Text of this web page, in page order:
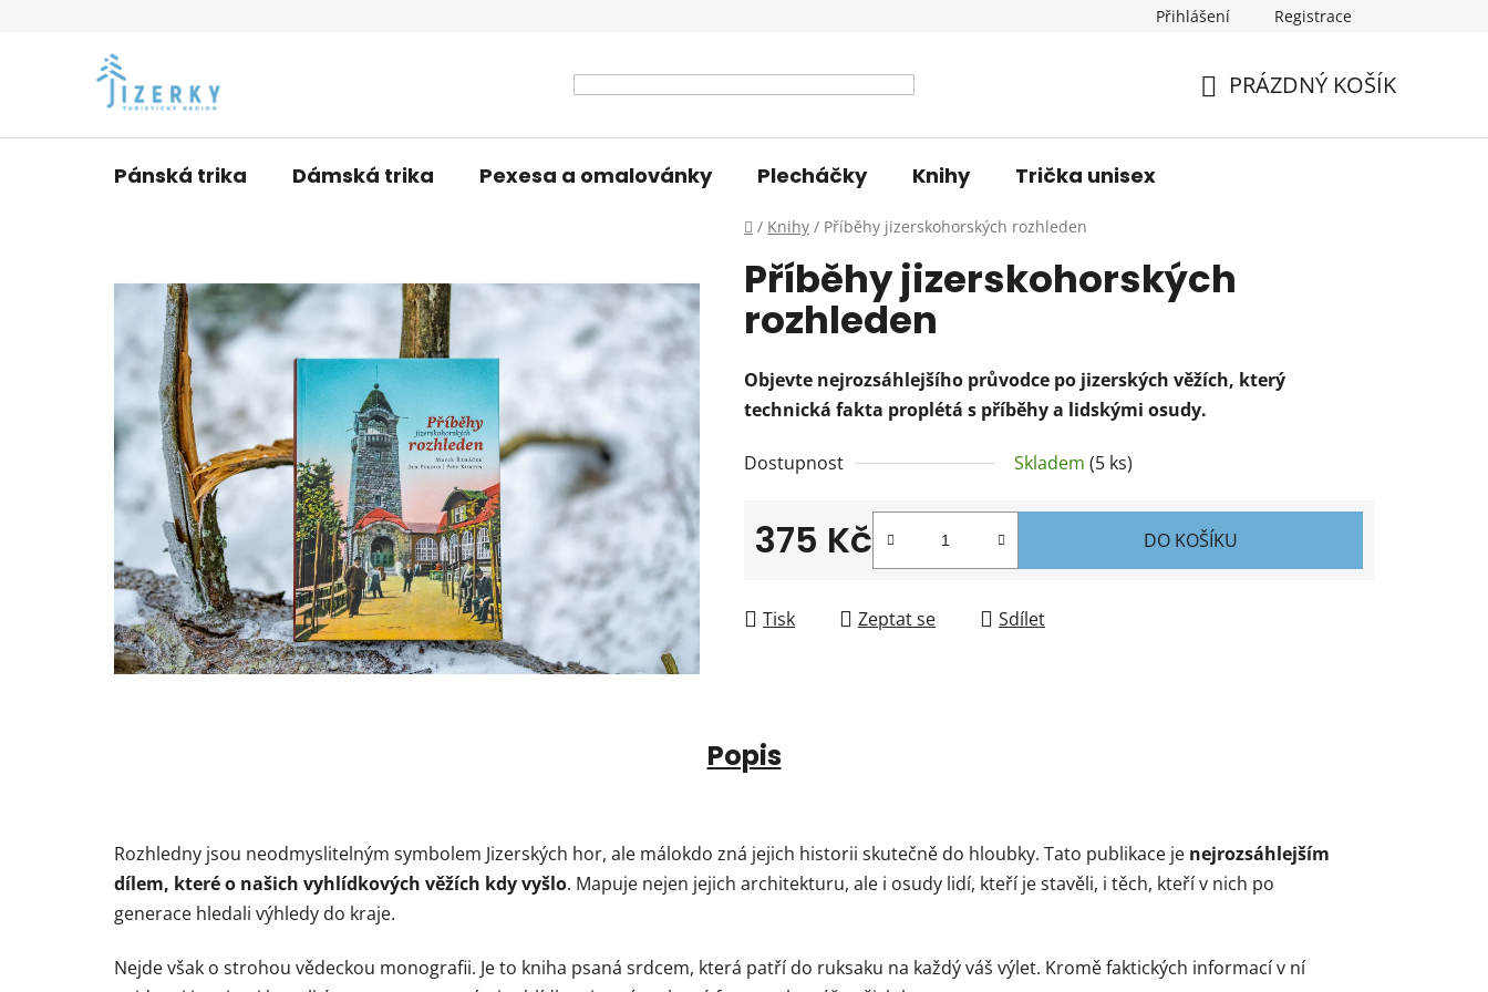
Přihlášení Registrace
PRÁZDNÝ KOŠÍK
Pánská trika Dámská trika Pexesa a omalovánky Plecháčky Knihy Trička unisex
Domů
/ Knihy / Příběhy jizerskohorských rozhleden
Příběhy jizerskohorských
rozhleden
Objevte nejrozsáhlejšího průvodce po jizerských věžích, který
technická fakta proplétá s příběhy a lidskými osudy.
Dostupnost Skladem (5 ks)
375 Kč DO KOŠÍKU
Tisk Zeptat se Sdílet
Popis
Rozhledny jsou neodmyslitelným symbolem Jizerských hor, ale málokdo zná jejich historii skutečně do hloubky. Tato publikace je nejrozsáhlejším
dílem, které o našich vyhlídkových věžích kdy vyšlo. Mapuje nejen jejich architekturu, ale i osudy lidí, kteří je stavěli, i těch, kteří v nich po
generace hledali výhledy do kraje.
Nejde však o strohou vědeckou monografii. Je to kniha psaná srdcem, která patří do ruksaku na každý váš výlet. Kromě faktických informací v ní